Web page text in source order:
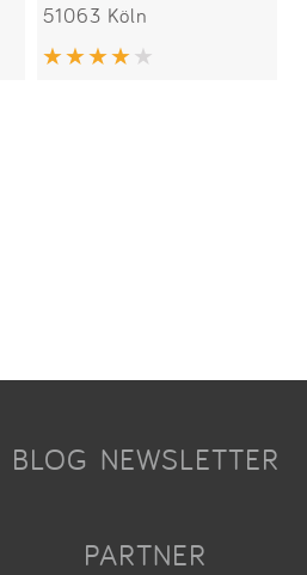
51063 Köln
BLOG NEWSLETTER
PARTNER